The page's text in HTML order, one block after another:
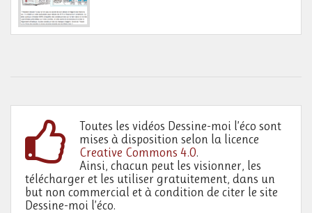
Toutes les vidéos Dessine-moi l’éco sont
mises à disposition selon la licence
Creative Commons 4.0.
Ainsi, chacun peut les visionner, les
télécharger et les utiliser gratuitement, dans un
but non commercial et à condition de citer le site
Dessine-moi l’éco.